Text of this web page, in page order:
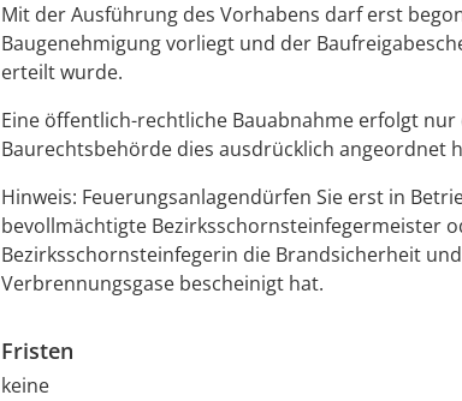
Mit der Ausführung des Vorhabens darf erst
Baugenehmigung vorliegt und der
erteilt wurde.
Eine öffentlich-rechtliche Bauabnahme erfolgt nur
Baurechtsbehörde dies ausdrücklich angeordnet
Hinweis: Feuerungsanlagendürfen Sie erst in
bevollmächtigte Bezirksschornsteinfegermeister
Bezirksschornsteinfegerin die Brandsicherheit
Verbrennungsgase bescheinigt hat.
Fristen
keine